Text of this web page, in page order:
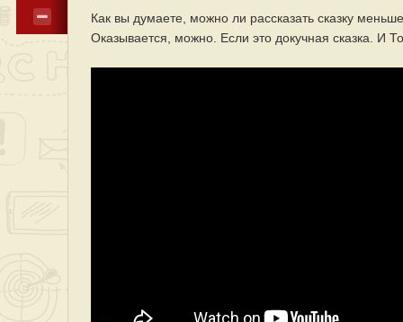
Как вы думаете, можно ли рассказать сказку
Оказывается, можно. Если это докучная сказка. И